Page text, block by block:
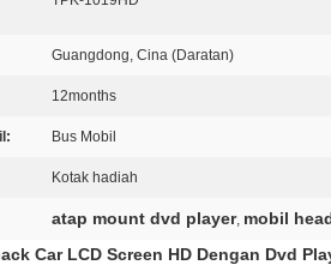
Guangdong, Cina (Daratan)
12months
Bus Mobil
Kotak hadiah
atap mount dvd player, mobil
Car LCD Screen HD Dengan Dvd